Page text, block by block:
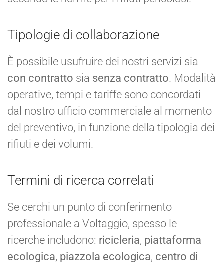
Tipologie di collaborazione
È possibile usufruire dei nostri servizi sia
con contratto sia senza contratto. Modalità
operative, tempi e tariffe sono concordati
dal nostro ufficio commerciale al momento
del preventivo, in funzione della tipologia dei
rifiuti e dei volumi.
Termini di ricerca correlati
Se cerchi un punto di conferimento
professionale a Voltaggio, spesso le
ricerche includono: ricicleria, piattaforma
ecologica, piazzola ecologica, centro di